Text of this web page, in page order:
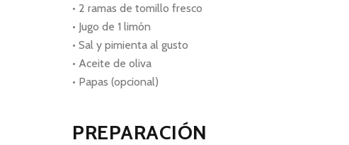
• 2 ramas de tomillo fresco
• Jugo de 1 limón
• Sal y pimienta al gusto
• Aceite de oliva
• Papas (opcional)
PREPARACIÓN